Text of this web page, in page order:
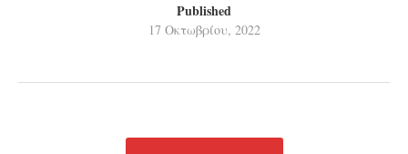
Published
17 Οκτωβρίου, 2022